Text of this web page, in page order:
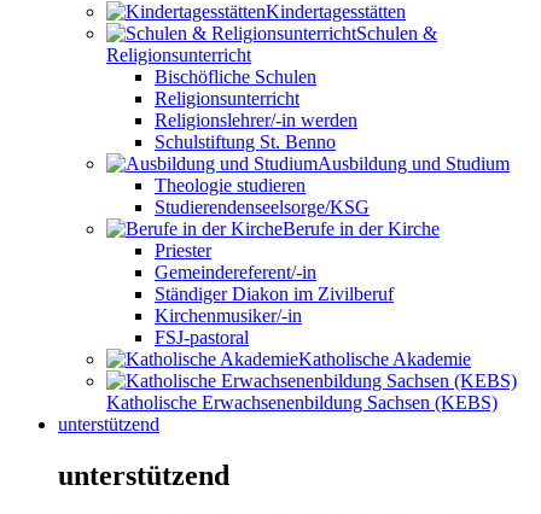
Kindertagesstätten
Schulen &
Religionsunterricht
Bischöfliche Schulen
Religionsunterricht
Religionslehrer/-in werden
Schulstiftung St. Benno
Ausbildung und Studium
Theologie studieren
Studierendenseelsorge/KSG
Berufe in der Kirche
Priester
Gemeindereferent/-in
Ständiger Diakon im Zivilberuf
Kirchenmusiker/-in
FSJ-pastoral
Katholische Akademie
Katholische Erwachsenenbildung Sachsen (KEBS)
unterstützend
unterstützend